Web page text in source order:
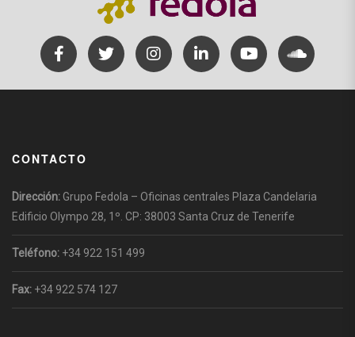
CONTACTO
Dirección: Grupo Fedola – Oficinas centrales Plaza Candelaria
Edificio Olympo 28, 1º. CP: 38003 Santa Cruz de Tenerife
Teléfono: +34 922 151 499
Fax: +34 922 574 127